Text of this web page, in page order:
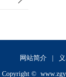
网站简介
Copyright ©